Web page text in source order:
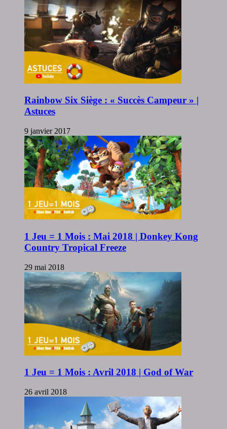
Rainbow Six Siège : « Succès Campeur » |
Astuces
9 janvier 2017
1 Jeu = 1 Mois : Mai 2018 | Donkey Kong
Country Tropical Freeze
29 mai 2018
1 Jeu = 1 Mois : Avril 2018 | God of War
26 avril 2018